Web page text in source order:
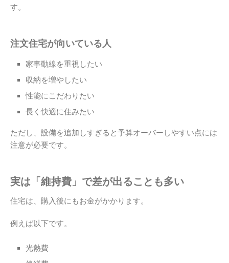
す。
注文住宅が向いている人
家事動線を重視したい
収納を増やしたい
性能にこだわりたい
長く快適に住みたい
ただし、設備を追加しすぎると予算オーバーしやすい点には
注意が必要です。
実は「維持費」で差が出ることも多い
住宅は、購入後にもお金がかかります。
例えば以下です。
光熱費